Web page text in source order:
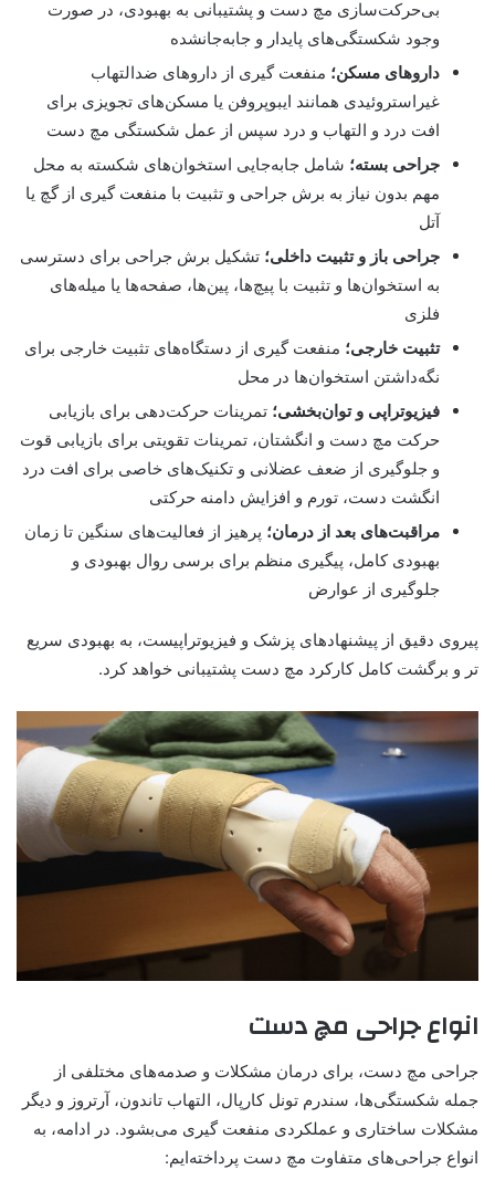
بی‌حرکت‌سازی مچ دست و پشتیبانی به بهبودی، در صورت
وجود شکستگی‌های پایدار و جابه‌جانشده
داروهای مسکن؛ منفعت گیری از داروهای ضدالتهاب
غیراستروئیدی همانند ایبوپروفن یا مسکن‌های تجویزی برای
افت درد و التهاب و درد سپس از عمل شکستگی مچ دست
جراحی بسته؛ شامل جابه‌جایی استخوان‌های شکسته به محل
مهم بدون نیاز به برش جراحی و تثبیت با منفعت گیری از گچ یا
آتل
جراحی باز و تثبیت داخلی؛ تشکیل برش جراحی برای دسترسی
به استخوان‌ها و تثبیت با پیچ‌ها، پین‌ها، صفحه‌ها یا میله‌های
فلزی
تثبیت خارجی؛ منفعت گیری از دستگاه‌های تثبیت خارجی برای
نگه‌داشتن استخوان‌ها در محل
فیزیوتراپی و توان‌بخشی؛ تمرینات حرکت‌دهی برای بازیابی
حرکت مچ دست و انگشتان، تمرینات تقویتی برای بازیابی قوت
و جلوگیری از ضعف عضلانی و تکنیک‌های خاصی برای افت درد
انگشت دست، تورم و افزایش دامنه حرکتی
مراقبت‌های بعد از درمان؛ پرهیز از فعالیت‌های سنگین تا زمان
بهبودی کامل، پیگیری منظم برای برسی روال بهبودی و
جلوگیری از عوارض
پیروی دقیق از پیشنهاد‌های پزشک و فیزیوتراپیست، به بهبودی سریع
تر و برگشت کامل کارکرد مچ دست پشتیبانی خواهد کرد.
انواع جراحی مچ دست
جراحی مچ دست، برای درمان مشکلات و صدمه‌های مختلفی از
جمله شکستگی‌ها، سندرم تونل کارپال، التهاب تاندون، آرتروز و دیگر
مشکلات ساختاری و عملکردی منفعت گیری می‌بشود. در ادامه، به
انواع جراحی‌های متفاوت مچ دست پرداخته‌ایم: